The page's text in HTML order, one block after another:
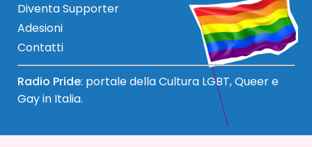
Diventa Supporter
Adesioni
Contatti
Radio Pride: portale della Cultura LGBT, Queer e
Gay in Italia.